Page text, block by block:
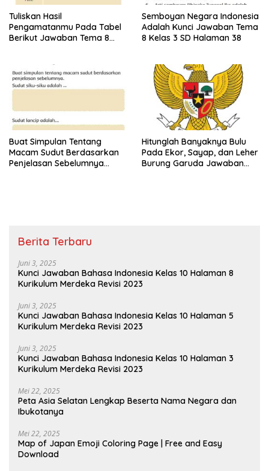
Tuliskan Hasil
Pengamatanmu Pada Tabel
Berikut Jawaban Tema 8
Semboyan Negara Indonesia
Adalah Kunci Jawaban Tema
8 Kelas 3 SD Halaman 38
Buat Simpulan Tentang
Macam Sudut Berdasarkan
Penjelasan Sebelumnya
Hitunglah Banyaknya Bulu
Pada Ekor, Sayap, dan Leher
Burung Garuda Jawaban
Berita Terbaru
Juni 3, 2025
Kunci Jawaban Bahasa Indonesia Kelas 10 Halaman 8
Kurikulum Merdeka Revisi 2023
Juni 3, 2025
Kunci Jawaban Bahasa Indonesia Kelas 10 Halaman 5
Kurikulum Merdeka Revisi 2023
Juni 3, 2025
Kunci Jawaban Bahasa Indonesia Kelas 10 Halaman 3
Kurikulum Merdeka Revisi 2023
Mei 22, 2025
Peta Asia Selatan Lengkap Beserta Nama Negara dan
Ibukotanya
Mei 22, 2025
Map of Japan Emoji Coloring Page | Free and Easy
Download